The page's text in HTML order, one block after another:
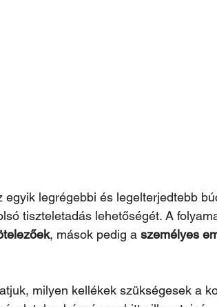
egyik legrégebbi és legelterjedtebb
tiszteletadás lehetőségét. A
, mások pedig a személyes
milyen kellékek szükségesek a